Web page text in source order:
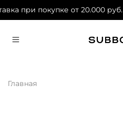
при покупке от 20.000 руб.
Главная